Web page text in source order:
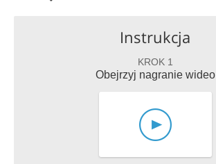
Instrukcja
KROK 1
Obejrzyj nagranie wideo